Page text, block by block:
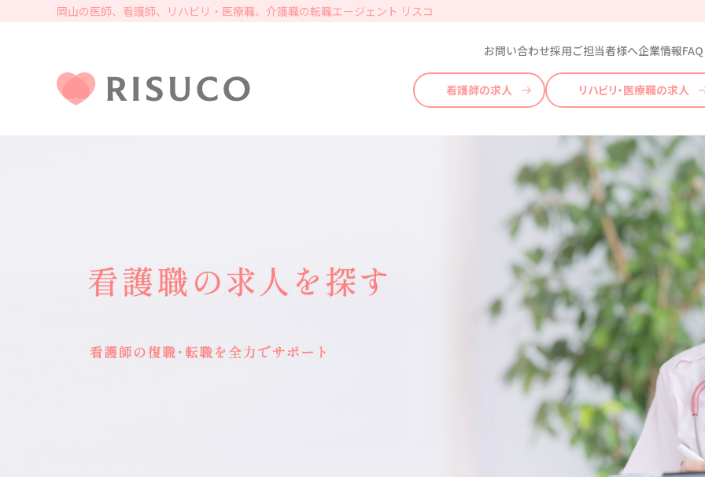
岡山の医師、看護師、リハビリ・医療職、介護職の転職エージェント リスコ
お問い合わせ採用ご担当者様へ企業情報FAQ
看護師の求人 リハビリ・医療職の求人